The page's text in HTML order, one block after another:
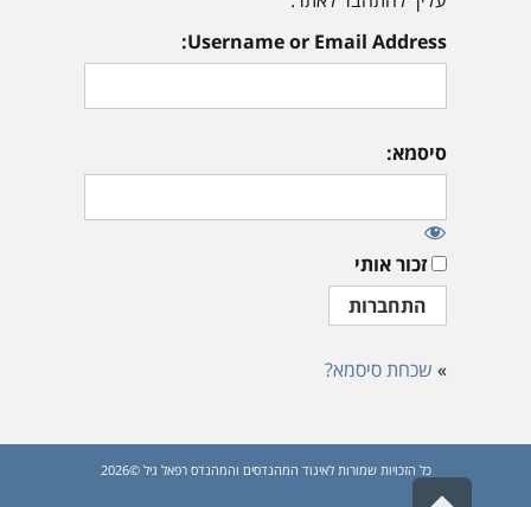
Username or Email Address:
סיסמא:
זכור אותי
» שכחת סיסמא?
כל הזכויות שמורות לאיגוד המהנדסים והמהנדס רפאל גיל ©2026